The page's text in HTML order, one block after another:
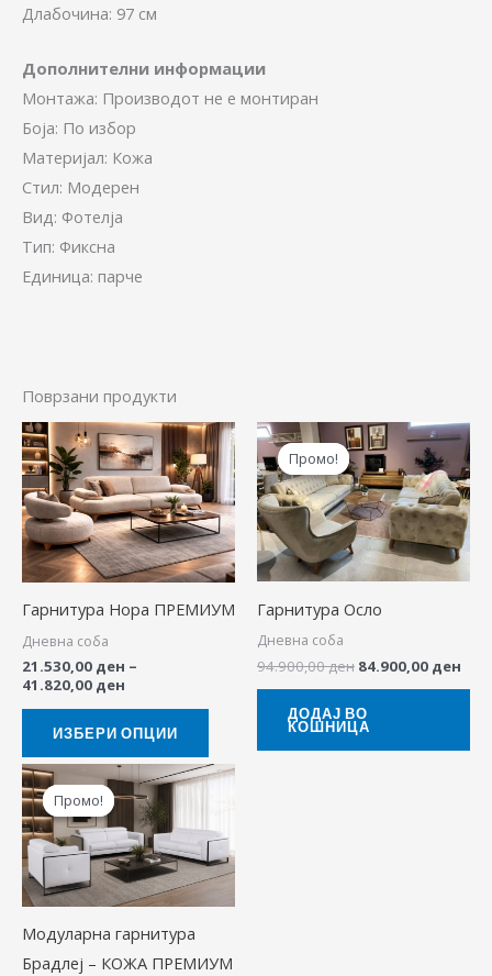
Длабочина: 97 см
Дополнителни информации
Монтажа: Производот не е монтиран
Боја: По избор
Материјал: Кожа
Стил: Модерен
Вид: Фотелја
Тип: Фиксна
Единица: парче
Поврзани продукти
Гарнитура Нора ПРЕМИУМ
Дневна соба
21.530,00 ден –
41.820,00 ден
Price
range:
21.530,00 ден
through
41.820,00 ден
ИЗБЕРИ ОПЦИИ
This
product
has
multiple
variants.
The
options
the
Промо!
Промо!
Гарнитура Осло
Дневна соба
94.900,00ден
Original
price
was:
94.900,00 ден.
84.900,00 ден
is:
ДОДАЈ ВО
КОШНИЦА
Промо!
Промо!
Модуларна гарнитура
Брадлеј – КОЖА ПРЕМИУМ
Price
range:
58.340,00 ден
through
113.890,00 ден
This
has
multiple
options